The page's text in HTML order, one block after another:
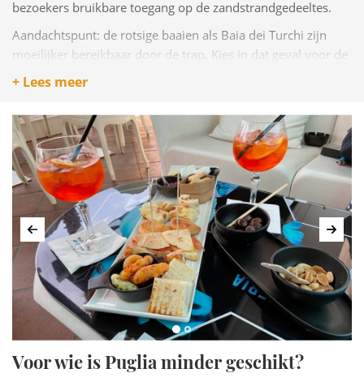
bezoekers bruikbare toegang op de zandstrandgedeeltes.
Aandachtspunt: de rotsige baaien als Baia dei Turchi zijn
moeilijker bereikbaar door de trap. Kies in dat geval voor de
rustigere strandlocaties aan de Ionische kust.
+ Lees meer
Vorige
Voor wie is Puglia minder geschikt?